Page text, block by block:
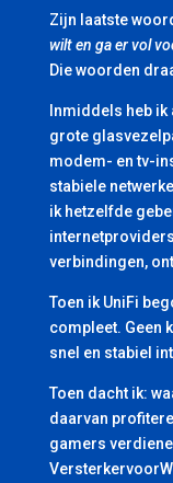
Zijn laatste
wilt en ga er vol
Die woorden
Inmiddels heb
grote
modem- en tv-
stabiele
ik hetzelfde
verbindingen,
Toen ik UniFi
compleet. Geen
snel en stabiel
Toen dacht ik:
daarvan
gamers